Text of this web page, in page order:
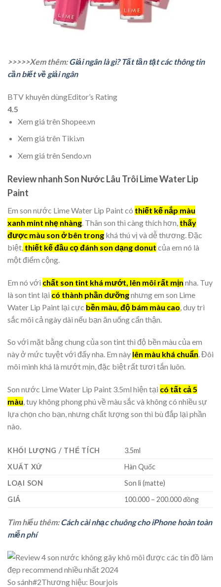
>>>>>Xem thêm:Giải ngân là gì? Tất tần tật các thông tin
cần biết về giải ngân
BTV khuyên dùngEditor’s Rating
4.5
Xem giá trên Shopee.vn
Xem giá trên Tiki.vn
Xem giá trên Sendo.vn
Review nhanh Son Nước Lâu Trôi Lime Water Lip
Paint
Em son nước Lime Water Lip Paint có thiết kế nắp màu
xanh mint nhẹ nhàng . Thân son thì càng thích hơn, thấy
được màu son ở bên trong khá thú vị và dễ thương. Đặc
biệt, thiết kế đầu cọ đánh son dạng donut của em nó là
một điểm cộng.
Em nó với chất son tint khá mướt, lên môi rất mịn nha. Tuy
là son tint lại có thành phần dưỡngnhưng em son Lime
Water Lip Paint lại cực bền màu, độ bám màu cao , duy trì
sắc môi cả ngày dài nếu bạn ăn uống cẩn thận.
So với mặt bằng chung của son tint thì độ bền màu của em
này ở mức tuyệt với đấy nha. Em này lên màu khá chuẩn. Đôi
môi mình khá là mướt mịn, đặc biệt rất tươi tắn luôn.
Son nước Lime Water Lip Paint 3.5ml hiện tại có tất cả 5
màu, tuy không phong phú về màu sắc và không có nhiều sự
lựa chọn cho bạn, nhưng chất lượng son thì bù đắp lại phần
nào.
KHỐI LƯỢNG / THỂ TÍCH
3.5ml
XUẤT XỨ
Hàn Quốc
LOẠI SON
Son lì (matte)
GIÁ
100.000 – 200.000 đồng
Tìm hiểu thêm:Cách cài nhạc chuông cho iPhone hoàn toàn
miễn phí
So sánh#2Thương hiệu: Bourjois